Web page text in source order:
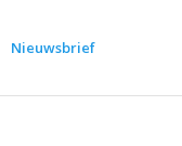
Nieuwsbrief